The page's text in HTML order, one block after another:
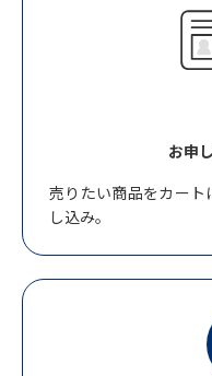
お申
売りたい商品をカー
し込み。